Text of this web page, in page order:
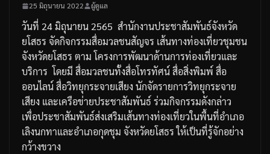
25 มิถุนายน 2022 ผู้ดูแล
วันที่ 24มิถุนายน 2565 สำนักงานประชาสัมพันธ์จังหวัด
ยโสธร จัดกิจกรรมสื่อมวลชนสัญจร เส้นทางท่องเที่ยวชุมชน
จังหวัดยโสธร ตาม โครงการพัฒนาด้านการท่องเที่ยวและ
บริการ โดยมี สื่อมวลชนทั้งสื่อโทรทัศน์สื่อสิ่งพิมพ์ สื่อ
ออนไลน์สื่อวิทยุกระจายเสียง นักจัดรายการวิทยุกระจาย
เสียง และเครือข่ายประชาสัมพันธ์ ร่วมกิจกรรมดังกล่าว
เพื่อประชาสัมพันธ์ส่งเสริมเส้นทางท่องเที่ยวในพื้นที่อำเภอ
เลิงนกทาและอำเภอกุดชุม จังหวัดยโสธร ให้เป็นที่รู้จักอย่าง
กว้างขวาง